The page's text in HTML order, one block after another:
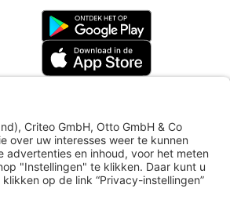
limango.de limango.pl